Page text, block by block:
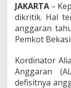
JAKARTA –
dikritik. Hal
anggaran
Pemkot Bekasi.
Kordinator
Anggaran
defisitnya